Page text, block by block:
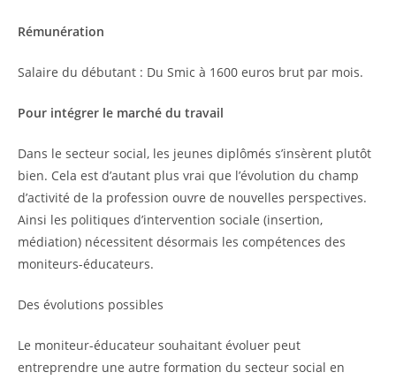
Rémunération
Salaire du débutant : Du Smic à 1600 euros brut par mois.
Pour intégrer le marché du travail
Dans le secteur social, les jeunes diplômés s’insèrent plutôt
bien. Cela est d’autant plus vrai que l’évolution du champ
d’activité de la profession ouvre de nouvelles perspectives.
Ainsi les politiques d’intervention sociale (insertion,
médiation) nécessitent désormais les compétences des
moniteurs-éducateurs.
Des évolutions possibles
Le moniteur-éducateur souhaitant évoluer peut
entreprendre une autre formation du secteur social en